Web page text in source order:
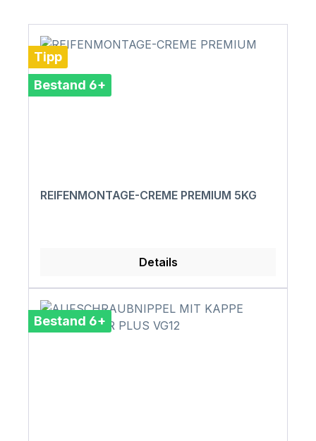
Tipp
Bestand 6+
REIFENMONTAGE-CREME PREMIUM 5KG
Details
Bestand 6+